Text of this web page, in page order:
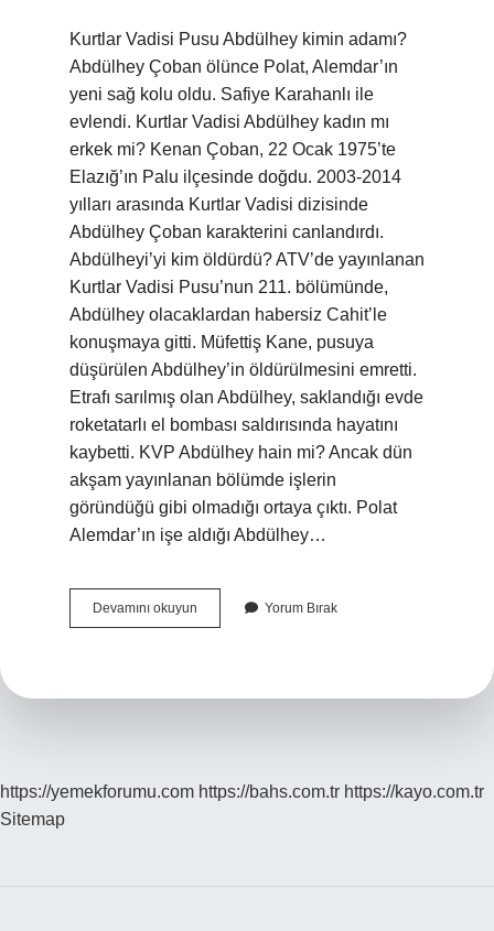
Kurtlar Vadisi Pusu Abdülhey kimin adamı?
Abdülhey Çoban ölünce Polat, Alemdar’ın
yeni sağ kolu oldu. Safiye Karahanlı ile
evlendi. Kurtlar Vadisi Abdülhey kadın mı
erkek mi? Kenan Çoban, 22 Ocak 1975’te
Elazığ’ın Palu ilçesinde doğdu. 2003-2014
yılları arasında Kurtlar Vadisi dizisinde
Abdülhey Çoban karakterini canlandırdı.
Abdülheyi’yi kim öldürdü? ATV’de yayınlanan
Kurtlar Vadisi Pusu’nun 211. bölümünde,
Abdülhey olacaklardan habersiz Cahit’le
konuşmaya gitti. Müfettiş Kane, pusuya
düşürülen Abdülhey’in öldürülmesini emretti.
Etrafı sarılmış olan Abdülhey, saklandığı evde
roketatarlı el bombası saldırısında hayatını
kaybetti. KVP Abdülhey hain mi? Ancak dün
akşam yayınlanan bölümde işlerin
göründüğü gibi olmadığı ortaya çıktı. Polat
Alemdar’ın işe aldığı Abdülhey…
Devamını okuyun
Vadisi
Yorum Bırak
https://yemekforumu.com https://bahs.com.tr https://kayo.com.tr
Sitemap